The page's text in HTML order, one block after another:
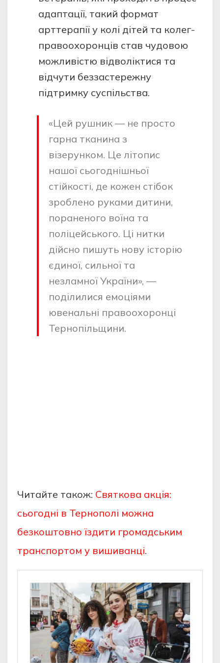
адаптації, такий формат
арттерапії у колі дітей та колег-
правоохоронців став чудовою
можливістю відволіктися та
відчути беззастережну
підтримку суспільства.
«Цей рушник — не просто
гарна тканина з
візерунком. Це літопис
нашої сьогоднішньої
стійкості, де кожен стібок
зроблено руками дитини,
пораненого воїна та
поліцейського. Ці нитки
дійсно пишуть нову історію
єдиної, сильної та
незламної України», —
поділилися емоціями
ювенальні правоохоронці
Тернопільщини.
Читайте також: Святкова акція:
сьогодні в Тернополі можна
безкоштовно їздити громадським
транспортом у вишиванці.